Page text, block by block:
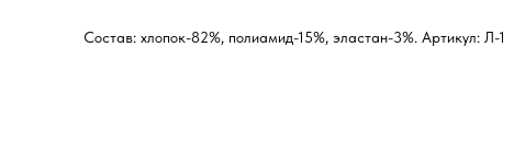
Состав: хлопок-82%, полиамид-15%, эластан-3%. Артикул: Л-1